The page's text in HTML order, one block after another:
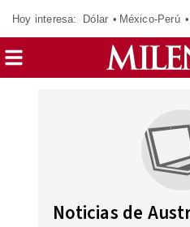
Hoy interesa: Dólar México-Perú
Noticias de